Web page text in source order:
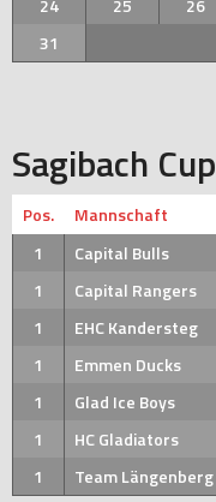
24
25 26
31
Sagibach Cup
Pos. Mannschaft
1
Capital Bulls
1
Capital Rangers
1
EHC Kandersteg
1
Emmen Ducks
1
Glad Ice Boys
1
HC Gladiators
1
Team Längenberg